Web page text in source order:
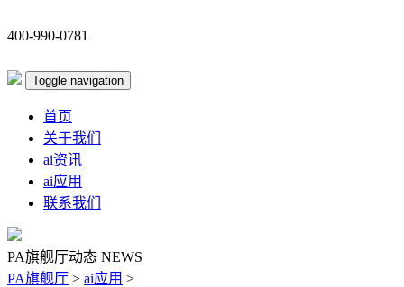
400-990-0781
Toggle navigation
首页
关于我们
ai资讯
ai应用
联系我们
PA旗舰厅动态 NEWS
PA旗舰厅 > ai应用 >